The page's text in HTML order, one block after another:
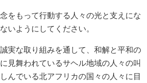
をもって行動する人々の光と支えにな
いようにしてください。
実な取り組みを通して、和解と平和の
見舞われているサヘル地域の人々の叫
んでいる北アフリカの国々の人々に目